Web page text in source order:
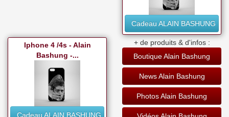
Cadeau ALAIN BASHUNG
Iphone 4 /4s - Alain
Bashung -...
Cadeau ALAIN BASHUNG
+ de produits & d'infos :
Boutique Alain Bashung
News Alain Bashung
Photos Alain Bashung